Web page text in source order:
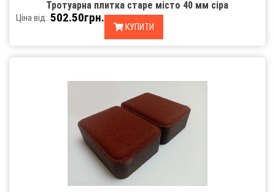
Тротуарна плитка старе місто 40 мм сіра
Ціна від: 502.50грн.
КУПИТИ